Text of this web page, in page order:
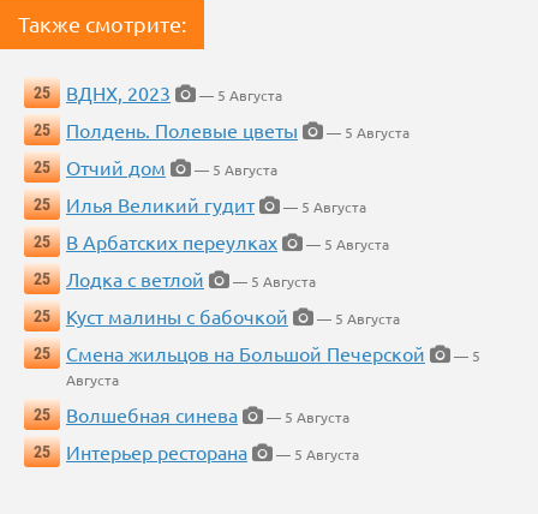
Также смотрите:
25 ВДНХ, 2023
— 5 Августа
25
Полдень. Полевые цветы
— 5 Августа
25
Отчий дом
— 5 Августа
25
Илья Великий гудит
— 5 Августа
25
В Арбатских переулках
— 5 Августа
25
Лодка с ветлой
— 5 Августа
25
Куст малины с бабочкой
— 5 Августа
25
Смена жильцов на Большой Печерской
— 5
Августа
25
Волшебная синева
— 5 Августа
25
Интерьер ресторана — 5 Августа